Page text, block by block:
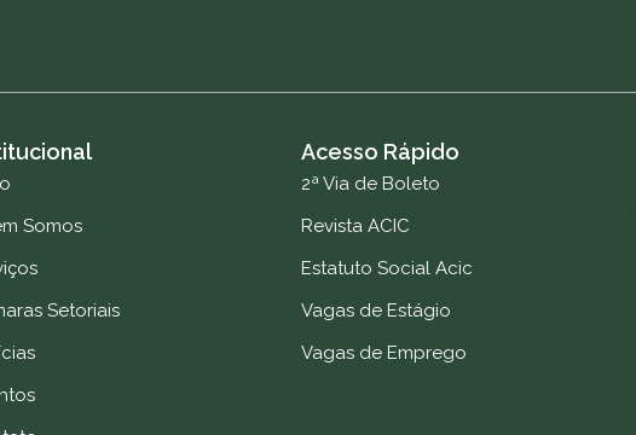
Somos
Setoriais
Acesso Rápido
2ª Via de Boleto
Revista ACIC
Estatuto Social Acic
Vagas de Estágio
Vagas de Emprego